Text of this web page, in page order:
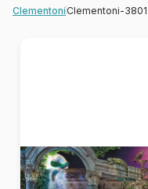
Clementoni Clementoni-